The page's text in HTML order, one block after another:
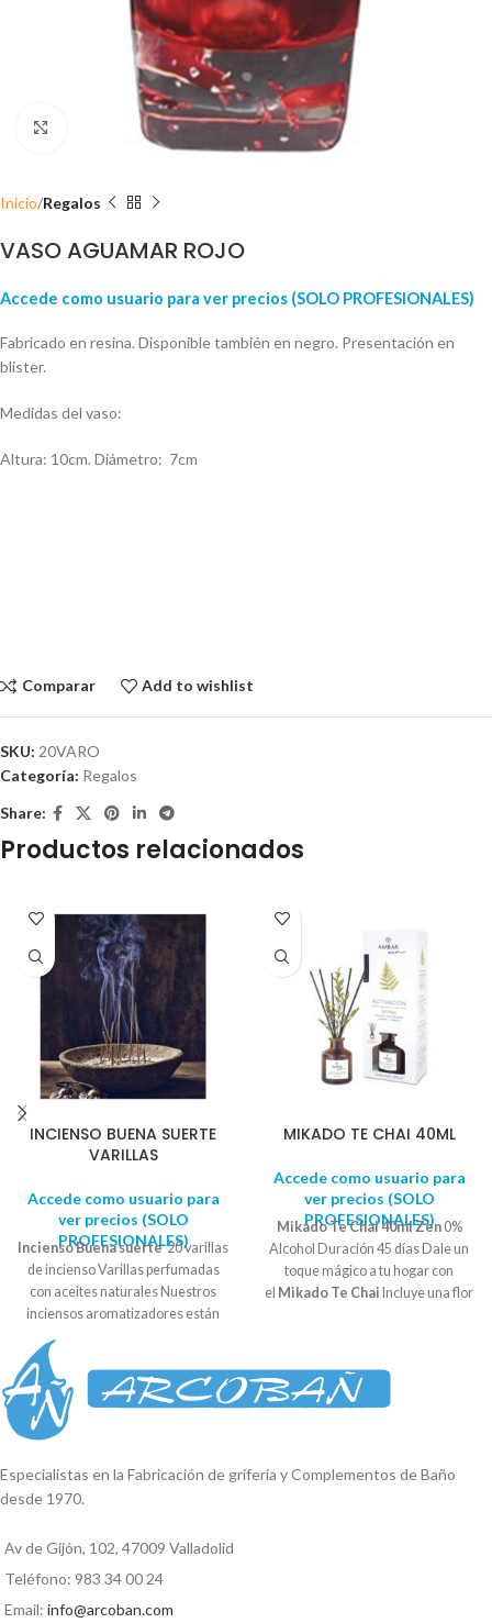
Click para ampliar
Inicio Regalos
VASO AGUAMAR ROJO
Accede como usuario para ver precios (SOLO PROFESIONALES)
Fabricado en resina. Disponible también en negro. Presentación en
blister.
Medidas del vaso:
Altura: 10cm. Diámetro: 7cm
Comparar Add to wishlist
SKU: 20VARO
Categoría: Regalos
Share:
Productos relacionados
INCIENSO BUENA SUERTE
VARILLAS
Accede como usuario para
ver precios (SOLO
PROFESIONALES)
Incienso Buena suerte20 varillas
de incienso Varillas perfumadas
con aceites naturalesNuestros
inciensos aromatizadores están
naturales para conseguir aromas
exclusivos y dotarlos de
características propias de la
MIKADO TE CHAI 40ML
Accede como usuario para
ver precios (SOLO
PROFESIONALES)
Mikado Te Chai 40ml Zen0%
Alcohol Duración 45 días Dale un
toque mágico a tu hogar con
el Mikado Te Chai Incluye una flor
hasta la última gota. Con notas
olfativas de canela, nuez moscada,
Especialistas en la Fabricación de grifería y Complementos de Baño
desde 1970.
Av de Gijón, 102, 47009 Valladolid
Teléfono: 983 34 00 24
Email: info@arcoban.com